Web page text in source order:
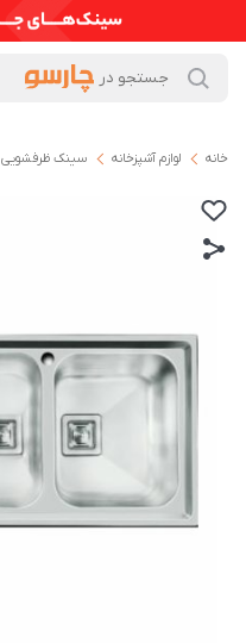
خانه لوازم آشپزخانه سینک ظرفشویی